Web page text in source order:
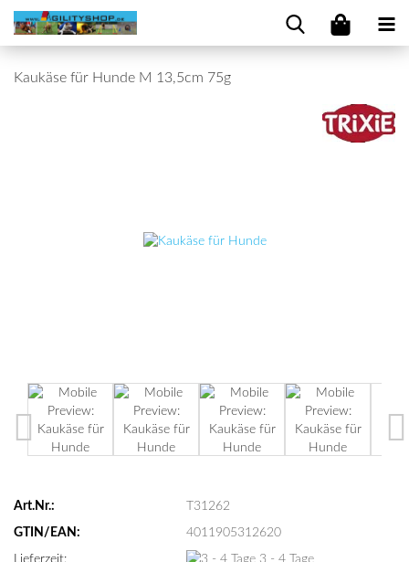
Kaukäse für Hunde M 13,5cm 75g
Art.Nr.: T31262
GTIN/EAN: 4011905312620
Lieferzeit: 3 - 4 Tage